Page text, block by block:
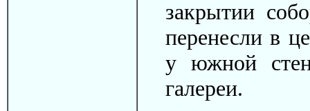
закрытии
перенесли в
у южной
галереи.